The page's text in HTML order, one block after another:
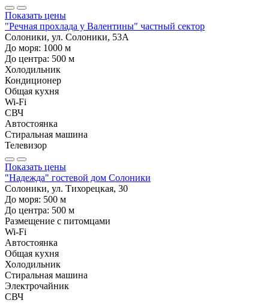
Показать цены
"Речная прохлада у Валентины" частный сектор
Солоники, ул. Солоники, 53А
До моря: 1000 м
До центра: 500 м
Холодильник
Кондиционер
Общая кухня
Wi-Fi
СВЧ
Автостоянка
Стиральная машина
Телевизор
Показать цены
"Надежда" гостевой дом Солоники
Солоники, ул. Тихорецкая, 30
До моря: 500 м
До центра: 500 м
Размещение с питомцами
Wi-Fi
Автостоянка
Общая кухня
Холодильник
Стиральная машина
Электрочайник
СВЧ